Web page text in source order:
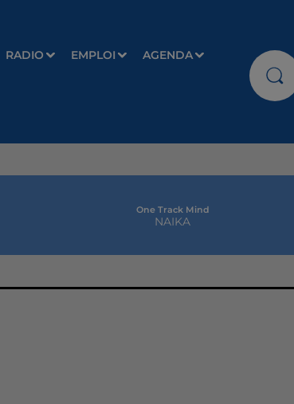
RADIO EMPLOI AGENDA
One Track Mind
NAIKA